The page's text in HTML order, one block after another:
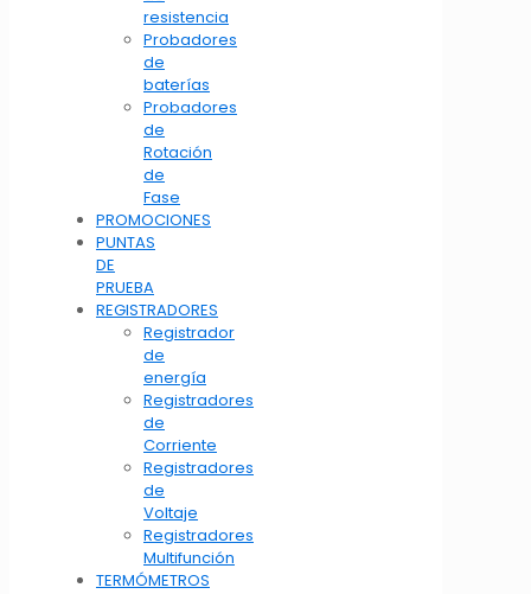
resistencia
Probadores
de
baterías
Probadores
de
Rotación
de
Fase
PROMOCIONES
PUNTAS
DE
PRUEBA
REGISTRADORES
Registrador
de
energía
Registradores
de
Corriente
Registradores
de
Voltaje
Registradores
Multifunción
TERMÓMETROS